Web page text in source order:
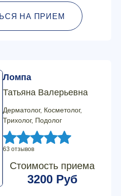
НА ПРИЕМ
Ломпа
Татьяна Валерьевна
Дерматолог, Косметолог,
Трихолог, Подолог
63 отзывов
Стоимость приема
3200 Руб